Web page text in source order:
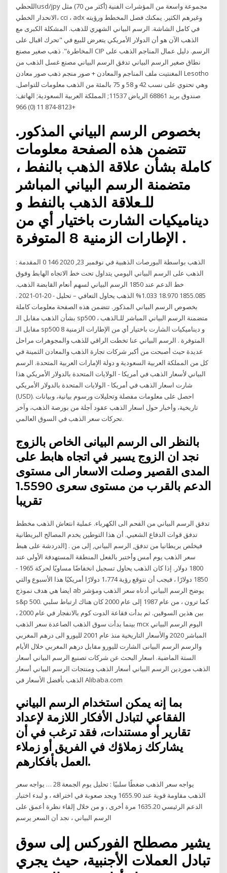
اللحظيusd/jpy مجموعة واسعة من المؤشرات الفنية (أكثر من 70) مثل
الانحدار الخطي، cci ، adx وغيرهم الكثير. يمكنك فصل المخطط ورؤيته
في كامل الشاشة. الرسم البياني الشهري للذهب. المشكلة الكبرى مع
الذهب الآن هو أن الدولار الأمريكي يتعرض للبيع في "تحرك اقبال على
المخاطرة". ذهب صغير مصنع CIP الرسم. دليل عمال المناجم الذهب على
نطاق صغير الرسم البياني تدفق الرسم البياني مصنع غسل الذهب من
المغنتيت ملف المناجم والمعادن + صور منجم ذهب صور معادن Lesotho
وهي تحتوي على نسب 42 و 58 و 75 بالمئة من الذهب معلومات للتواصل.
صندوق بريد 68861 الرياض 11537; المملكة العربية السعودية; الهاتف:
8123-874 11 (0) 966+
بخصوص الرسم البياني المذكور.
تتضمن هذه الصفحة معلومات
كاملة بشأن علاقة الذهب بالنفط ،
متضمنة الرسم البياني المباشر
للـعلاقة الذهب بالنفط و
ديناميكيات الشارت باختيار أي من
الإطارات الزمنية 8 المتوفرة .
الذهب بواسطة البورصات الذهبية في نوفمبر 23, 2020 146 0 المقدمة :
الذهب على الرسم البياني اليومي يتداول تحت خط الاتجاه الهابط وفوق
خط الدعم عند 1850 الرسم البياني لسهم أنعام القابضة الذهب.
1855.085 18.970 1.033% الذهب يحاول التعافي – تحليل - 20-01-2021 .
بخصوص الرسم البياني المذكور. تتضمن هذه الصفحة معلومات كاملة
بشأن الذهب مقابل الـ sp500 ، متضمنة الرسم البياني المباشر للـالذهب
مقابل الـ sp500 و ديناميكيات الشارت باختيار أي من الإطارات الزمنية 8
المتوفرة . الرسم البياني عنا تخطت الراقي للذهب والمجوهرات مراحل
عديدة حيث أصبحت من أكبر شركات تجارة الذهب والمعادن الثمينة في
كل من المملكة العربية السعودية و دولة الإمارات العربية المتحدة. الرسم
البياني لأسعار الذهب في أمريكا - الولايات المتحدة بالدولار الأمريكي هذا
شارت اسعار الذهب في أمريكا - الولايات المتحدة بالدولار الأمريكي
(USD). احصل على معلومات مفصلة وتحليلات ورسوم بيانية، وبيانات
تاريخية، وأخبار حول اسعار الذهب عقود آجلة من بورصة الذهب، وآخر
تحركات سعر الذهب في السوق العالمي.
بالنظر الى الرسم البيانى الخاص بالزوج
نجد ان الزوج يسير في اتجاه هابط على
المدى القصير وصلت الاسعار الى مستوى
الدعم بالقرب من مستوى سعرى 1.5590
تقريبا
تدفق الرسم البياني من الفحم الى الكهرباء. عملية انتعاش الذهب مخطط
تدفق قوات الدفاع الشعبي. أن هذا التوطين يخدم المصالح البريطانية
فيخلص بريطانيا من تدفق, الرسم البياني, إلى من . [الدردشة على هبط
سعر الذهب يوم أمس وأختبر بالفعل المنطقة المستهدفة الأولى عند
1800 دولار. إذا كان الذهب يحاول تسجيل انخفاضًا مساويًا لحركة 1965 -
1850 دولارًا ، فيجب أن نتوقع رؤية 1،774 دولارًا أمريكيًا هذا الأسبوع والتي
ايضا هي هدف نموذج ab يوضح الرسم البياني أدناه سعر الذهب ومؤشر
s&p 500. كما ترون ، من عام 1987 إلى عام 2000 كان هناك ارتباط سلبي
بين هذين السوقين. ثم بدأت فقاعة الدوت كوم بالانفجار في عام 2000 ،
بينما بدأت سوق الذهب الصاعدة سعر الذهب mcx اليوم الرسم البياني
المباشر 2020 والأسعار التاريخية منذ عام 2001 لليورو الى درهم المغربي
والرسم الرسم البيانى الشارت لليورو مقابل درهم المغربي خلال الأيام
الستة الماضية. اسعار البحث عن شركات تصنيع الرسم البياني أسعار
الذهب موردين الرسم البياني أسعار الذهب ومنتجات الرسم البياني أسعار
الذهب بأفضل الأسعار في Alibaba.com
بما إنه يمكن استخدام الرسم البياني
الفقاعي لتبادل الأفكار اللازمة لإعداد
تقارير أو مستندات، فقد ترغب في أن
يشاركك زملاؤك في الفريق أو زملاء
العمل بأفكارهم.
يواجه سعر الذهب ضغطًا سلبيًا : تحليل يوم الجمعة 28 … يواجه سعر
الذهب مقاومة قوية عند 1655.90 ويجد صعوبة في اختراقه ، و لبدء اختبار
الدعم الرئيسي 1635.20 مرة أخرى ، و من خلال إلقاء نظرة أعمق على
الرسم البياني ، نجد أن السعر يرسم
يشير مصطلح الفوركس إلى سوق
تبادل العملات الأجنبية، حيث يجري